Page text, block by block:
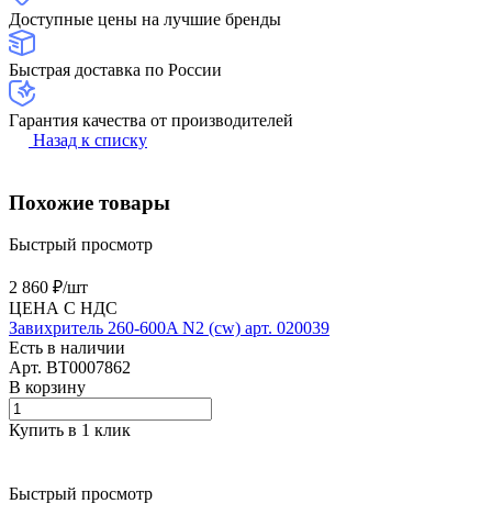
Доступные цены на лучшие бренды
Быстрая доставка по России
Гарантия качества от производителей
Назад к списку
Похожие товары
Быстрый просмотр
2 860 ₽/шт
ЦЕНА С НДС
Завихритель 260-600A N2 (cw) арт. 020039
Есть в наличии
Арт. BT0007862
В корзину
Купить в 1 клик
Быстрый просмотр